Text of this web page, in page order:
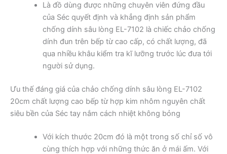
Là đồ dùng được những chuyên viên đứng đầu
của Séc quyết định và khẳng định sản phẩm
chống dính sâu lòng EL-7102 là chiếc chảo chống
dính đun trên bếp từ cao cấp, có chất lượng, đã
qua nhiều khâu kiểm tra kĩ lưỡng trước lúc đưa tới
người sử dụng.
Ưu thế đáng giá của chảo chống dính sâu lòng EL-7102
20cm chất lượng cao bếp từ hợp kim nhôm nguyên chất
siêu bền của Séc tay nắm cách nhiệt không bỏng
Với kích thước 20cm đó là một trong số chỉ số vô
cùng thích hợp với những thức ăn ở mái ấm. Với